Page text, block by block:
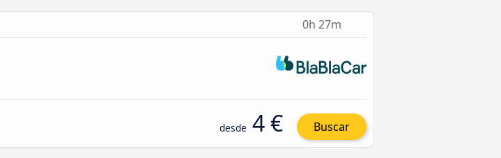
0h 27m
desde 4 € Buscar